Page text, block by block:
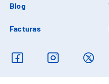
Blog
Facturas